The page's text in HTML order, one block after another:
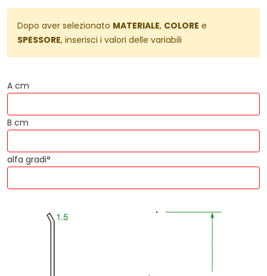
Dopo aver selezionato MATERIALE, COLORE e
SPESSORE, inserisci i valori delle variabili
A cm
B cm
alfa gradi°